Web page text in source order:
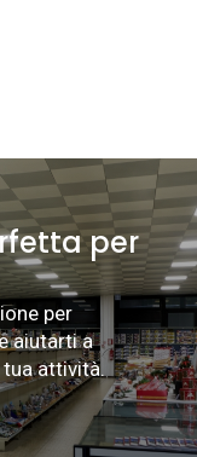
per
per
aiutarti a
attività.